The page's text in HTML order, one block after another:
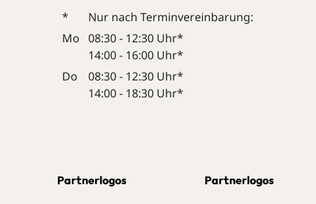
*
Nur nach Terminvereinbarung:
Mo 08:30 - 12:30 Uhr*
14:00 - 16:00 Uhr*
Do
08:30 - 12:30 Uhr*
14:00 - 18:30 Uhr*
Partnerlogos Partnerlogos